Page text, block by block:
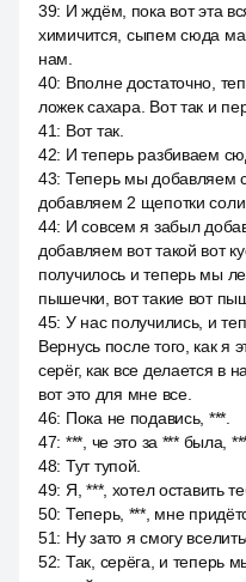
39: И ждём, пока вот эта
химичится, сыпем сюда
нам.
40: Вполне достаточно,
ложек сахара. Вот так и
41: Вот так.
42: И теперь разбиваем
43: Теперь мы добавляем
добавляем 2 щепотки
44: И совсем я забыл
добавляем вот такой вот
получилось и теперь мы
пышечки, вот такие вот
45: У нас получились, и
Вернусь после того, как я
серёг, как все делается в
вот это для мне все.
46: Пока не подавись, ***.
47: ***, че это за *** была,
48: Тут тупой.
49: Я, ***, хотел оставить
50: Теперь, ***, мне
51: Ну зато я смогу
52: Так, серёга, и теперь